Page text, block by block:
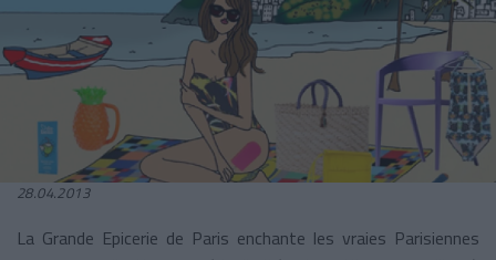
28.04.2013
La Grande Epicerie de Paris enchante les vraies Parisiennes